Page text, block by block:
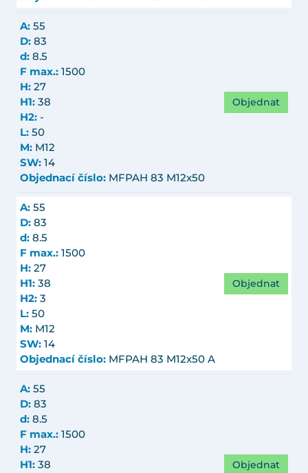
A: 55
D: 83
d: 8.5
F max.: 1500
H: 27
H1: 38
H2: -
L: 50
M: M12
SW: 14
Objednací číslo: MFPAH 83 M12x50
Objednat
A: 55
D: 83
d: 8.5
F max.: 1500
H: 27
H1: 38
H2: 3
L: 50
M: M12
SW: 14
Objednací číslo: MFPAH 83 M12x50 A
Objednat
A: 55
D: 83
d: 8.5
F max.: 1500
H: 27
H1: 38
Objednat